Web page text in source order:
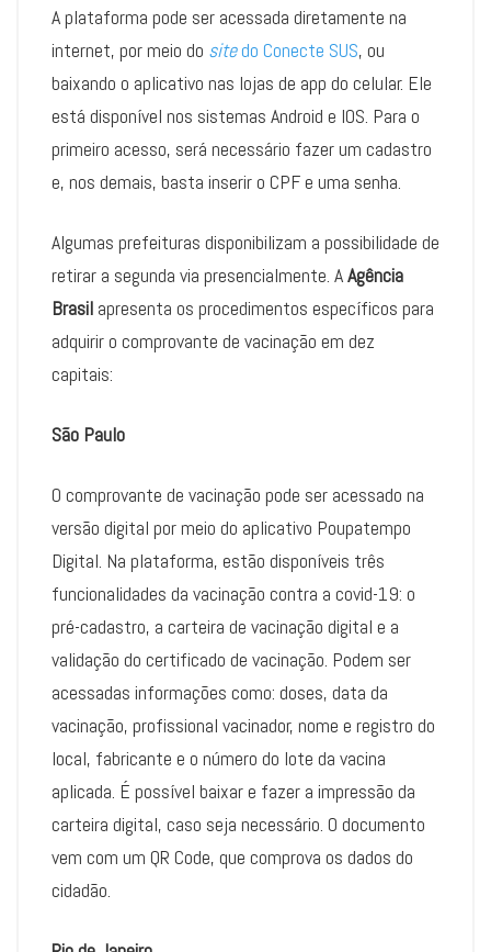
A plataforma pode ser acessada diretamente na
internet, por meio do sitedo Conecte SUS, ou
baixando o aplicativo nas lojas de app do celular. Ele
está disponível nos sistemas Android e IOS. Para o
primeiro acesso, será necessário fazer um cadastro
e, nos demais, basta inserir o CPF e uma senha.
Algumas prefeituras disponibilizam a possibilidade de
retirar a segunda via presencialmente. AAgência
Brasil apresenta os procedimentos específicos para
adquirir o comprovante de vacinação em dez
capitais:
São Paulo
O comprovante de vacinação pode ser acessado na
versão digital por meio do aplicativo Poupatempo
Digital. Na plataforma, estão disponíveis três
funcionalidades da vacinação contra a covid-19: o
pré-cadastro, a carteira de vacinação digital e a
validação do certificado de vacinação. Podem ser
acessadas informações como: doses, data da
vacinação, profissional vacinador, nome e registro do
local, fabricante e o número do lote da vacina
aplicada. É possível baixar e fazer a impressão da
carteira digital, caso seja necessário. O documento
vem com um QR Code, que comprova os dados do
cidadão.